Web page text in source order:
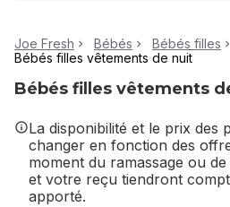
Joe Fresh Bébés
Bébés filles
Bébés filles vêtements de nuit
Bébés filles vêtements
La disponibilité et le prix des
changer en fonction des
moment du ramassage ou
et votre reçu tiendront
apporté.